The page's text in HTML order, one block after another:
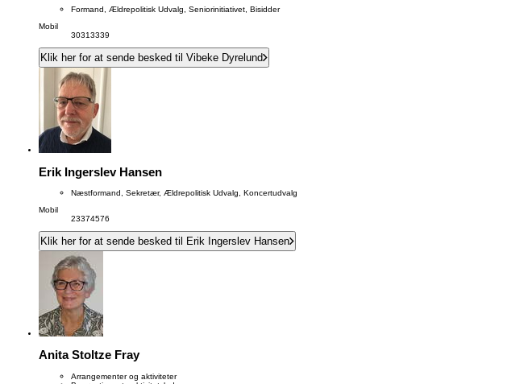
Formand, Ældrepolitisk Udvalg, Seniorinitiativet, Bisidder
Mobil
30313339
Klik her for at sende besked til Vibeke Dyrelund
Erik Ingerslev Hansen
Næstformand, Sekretær, Ældrepolitisk Udvalg, Koncertudvalg
Mobil
23374576
Klik her for at sende besked til Erik Ingerslev Hansen
Anita Stoltze Fray
Arrangementer og aktiviteter